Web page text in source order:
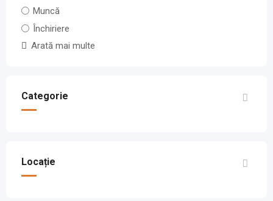
Muncă
Închiriere
Arată mai multe
Categorie
Locație